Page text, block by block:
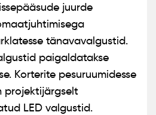
juurde
tänavavalgustid.
paigaldatakse
Korterite pesuruumidesse
projektijärgselt
LED valgustid.